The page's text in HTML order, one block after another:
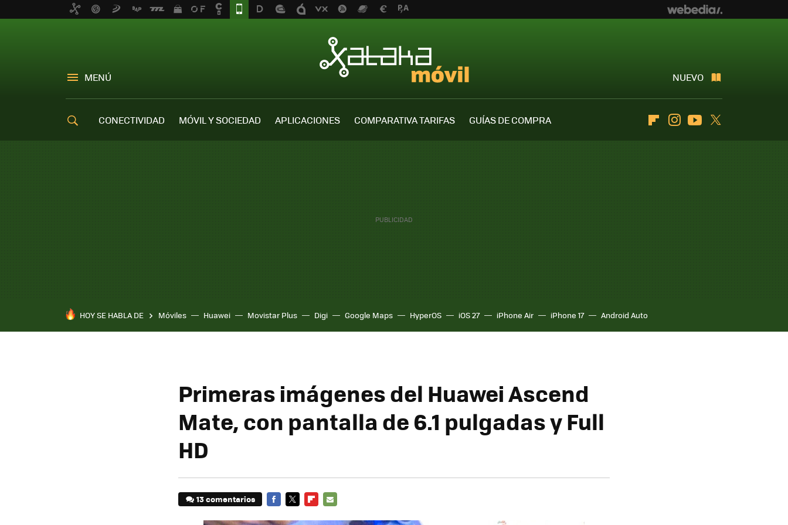
MENÚ NUEVO
CONECTIVIDAD MÓVIL Y SOCIEDAD APLICACIONES COMPARATIVA TARIFAS
GUÍAS DE COMPRA
FlipboardInstagramYoutube
HOY SE HABLA DE Móviles Huawei Movistar Plus Digi Google Maps HyperOS iOS 27 iPhone Air iPhone 17 Android Auto
Primeras imágenes del Huawei Ascend
Mate, con pantalla de 6.1 pulgadas y Full
HD
13 comentarios